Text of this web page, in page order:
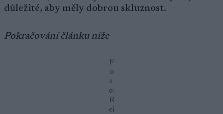
důležité, aby měly dobrou skluznost.
Pokračování článku níže
F
o
t
o:
R
ei